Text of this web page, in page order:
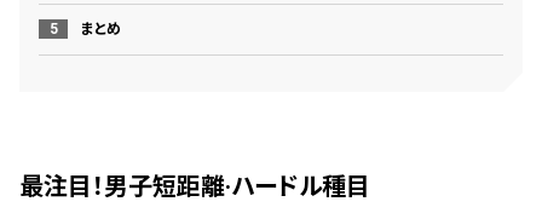
まとめ
最注目！男子短距離·ハードル種目